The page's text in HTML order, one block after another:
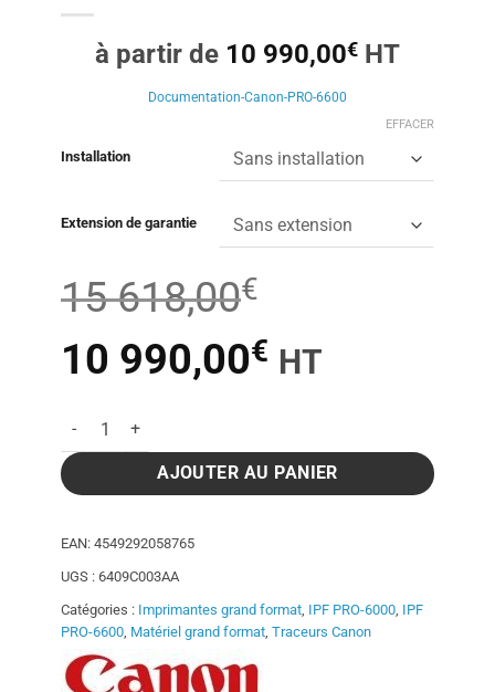
à partir de 10 990,00€ HT
Documentation-Canon-PRO-6600
Installation
Extension de garantie
EFFACER
15 618,00€
Le
prix
initial
était :
15
618,00€.
10 990,00€ Le
actuel
10
HT
quantité de Traceur CANON IPF PRO 6600 - 60 pouces
AJOUTER AU PANIER
EAN: 4549292058765
UGS : 6409C003AA
Catégories : Imprimantes grand format IPF PRO-6000 IPF
PRO-6600 Matériel grand format Traceurs Canon